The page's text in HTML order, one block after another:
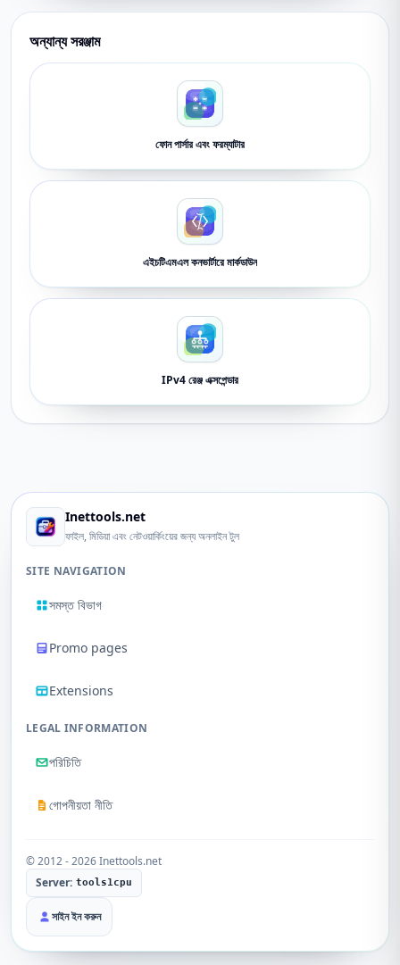
অন্যান্য সরঞ্জাম
ফোন পার্সার এবং ফরম্যাটার
এইচটিএমএল কনভার্টারে মার্কডাউন
IPv4 রেঞ্জ এক্সপেন্ডার
Inettools.net
ফাইল, মিডিয়া এবং নেটওয়ার্কিংয়ের জন্য অনলাইন টুল
SITE NAVIGATION
সমস্ত বিভাগ
Promo pages
Extensions
LEGAL INFORMATION
পরিচিতি
গোপনীয়তা নীতি
© 2012 - 2026 Inettools.net
Server: tools1cpu
সাইন ইন করুন